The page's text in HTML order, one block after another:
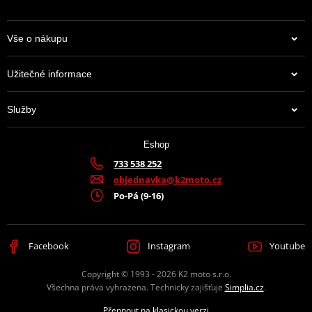
vyjímatelný a pratelný. Vaše helma tak bude vždy vonět čistotou.
umožňuje helmu zapnout i rozepnout jednou rukou, klidně i v
rukavicích.
✅Perfektní fit:
vypadat jako „hříbek“ a skvěle padne.
Která „příchuť“ bude ta vaše? Vyberte si jednu z 12 variant
GMS Gelato a užijte si léto v sedle s maximálním stylem a
Vše o nákupu
Užitečné informace
Služby
Eshop
733 538 252
objednavka@k2moto.cz
Po-Pá (9-16)
Facebook Instagram Youtube
Copyright © 1993 - 2026 K2 moto s.r.o.
Všechna práva vyhrazena. Technicky zajišťuje Simplia.cz.